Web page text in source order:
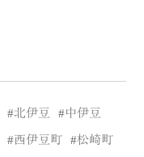
北伊豆 中伊豆
西伊豆町 松崎町